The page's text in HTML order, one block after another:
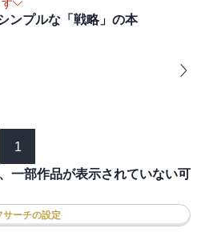
ンプルな「戦略」の本
1
一部作品が表示されていない可
サーチの設定